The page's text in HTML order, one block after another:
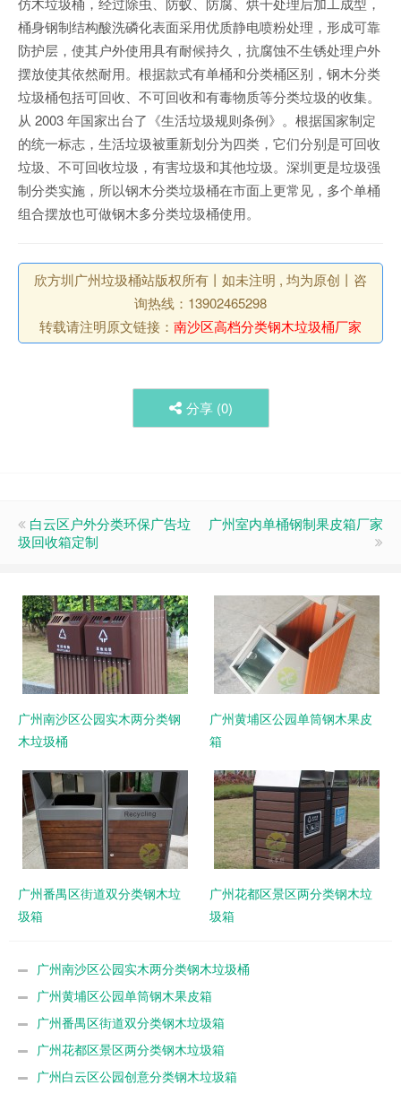
桶身钢制结构酸洗磷化表面采用优质静电喷粉处理，形成可靠
防护层，使其户外使用具有耐候持久，抗腐蚀不生锈处理户外
摆放使其依然耐用。根据款式有单桶和分类桶区别，钢木分类
垃圾桶包括可回收、不可回收和有毒物质等分类垃圾的收集。
从 2003 年国家出台了《生活垃圾规则条例》。根据国家制定
的统一标志，生活垃圾被重新划分为四类，它们分别是可回收
垃圾、不可回收垃圾，有害垃圾和其他垃圾。深圳更是垃圾强
制分类实施，所以钢木分类垃圾桶在市面上更常见，多个单桶
组合摆放也可做钢木多分类垃圾桶使用。
欣方圳广州垃圾桶站版权所有丨如未注明 , 均为原创丨咨
询热线：13902465298
转载请注明原文链接： 南沙区高档分类钢木垃圾桶厂家
分享 (0)
白云区户外分类环保广告垃
圾回收箱定制
广州室内单桶钢制果皮箱厂家
广州南沙区公园实木两分类钢
木垃圾桶
广州黄埔区公园单筒钢木果皮
箱
广州番禺区街道双分类钢木垃
圾箱
广州花都区景区两分类钢木垃
圾箱
广州南沙区公园实木两分类钢木垃圾桶
广州黄埔区公园单筒钢木果皮箱
广州番禺区街道双分类钢木垃圾箱
广州花都区景区两分类钢木垃圾箱
广州白云区公园创意分类钢木垃圾箱